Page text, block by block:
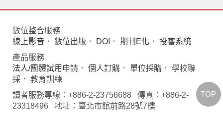
數位整合服務
線上影音 ． 數位出版 ． DOI ． 期刊E化 ． 投審系統
產品服務
法人/團體試用申請 ． 個人訂購 ． 單位採購 ． 學校聯
採． 教育訓練
讀者服務專線：+886-2-23756688 傳真：+886-2-
23318496 地址：臺北市館前路28號7樓
TOP